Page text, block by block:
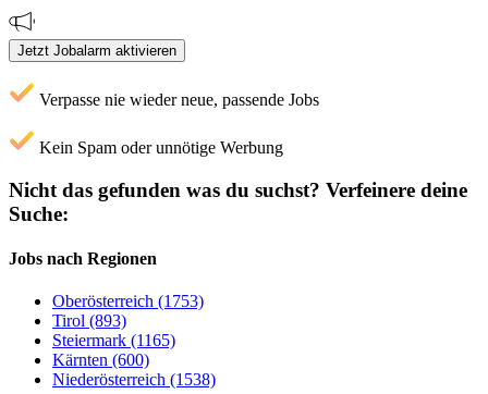
Jetzt Jobalarm aktivieren
Verpasse nie wieder neue, passende Jobs
Kein Spam oder unnötige Werbung
Nicht das gefunden was du suchst? Verfeinere deine
Suche:
Jobs nach Regionen
Oberösterreich (1753)
Tirol (893)
Steiermark (1165)
Kärnten (600)
Niederösterreich (1538)